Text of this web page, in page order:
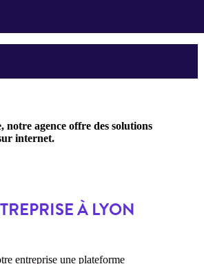
, notre agence offre des solutions
internet.
À LYON
entreprise une plateforme